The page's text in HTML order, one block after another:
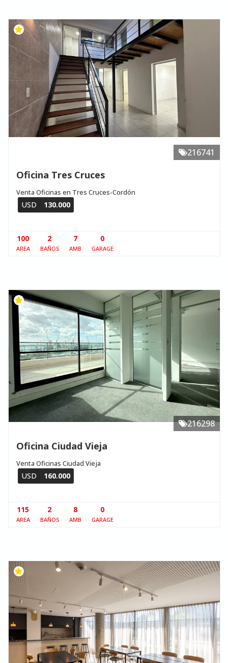
216741
Oficina Tres Cruces
Venta Oficinas en Tres Cruces-Cordón
USD 130.000
100
AREA
2
BAÑOS
7
AMB
0
GARAGE
216298
Oficina Ciudad Vieja
Venta Oficinas Ciudad Vieja
USD 160.000
115
AREA
2
BAÑOS
8
AMB
0
GARAGE